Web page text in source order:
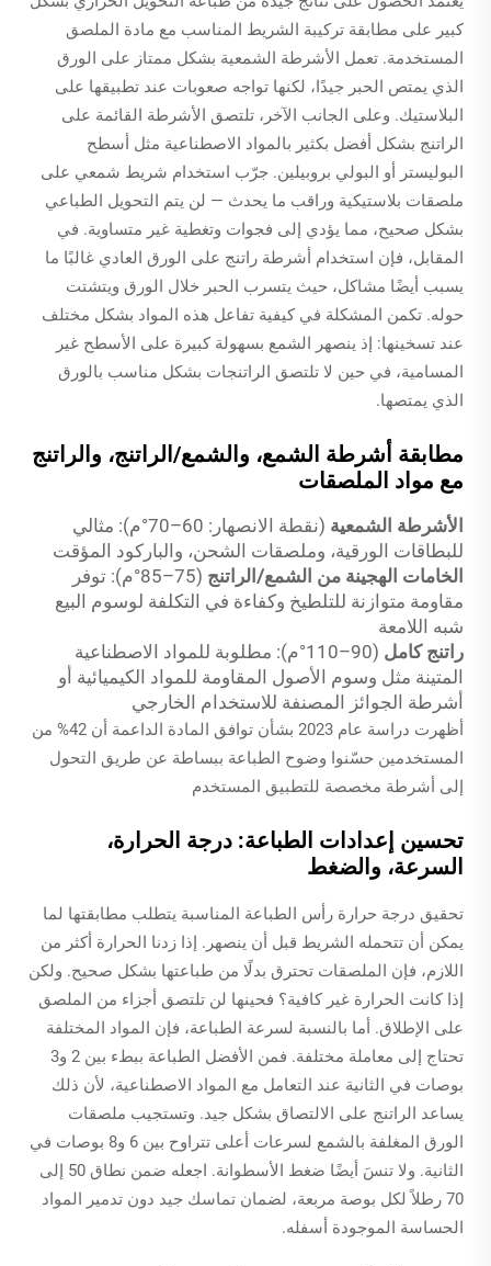
كبير على مطابقة تركيبة الشريط المناسب مع مادة الملصق
المستخدمة. تعمل الأشرطة الشمعية بشكل ممتاز على الورق
الذي يمتص الحبر جيدًا، لكنها تواجه صعوبات عند تطبيقها على
البلاستيك. وعلى الجانب الآخر، تلتصق الأشرطة القائمة على
الراتنج بشكل أفضل بكثير بالمواد الاصطناعية مثل أسطح
البوليستر أو البولي بروبيلين. جرّب استخدام شريط شمعي على
ملصقات بلاستيكية وراقب ما يحدث — لن يتم التحويل الطباعي
بشكل صحيح، مما يؤدي إلى فجوات وتغطية غير متساوية. في
المقابل، فإن استخدام أشرطة راتنج على الورق العادي غالبًا ما
يسبب أيضًا مشاكل، حيث يتسرب الحبر خلال الورق ويتشتت
حوله. تكمن المشكلة في كيفية تفاعل هذه المواد بشكل مختلف
عند تسخينها: إذ ينصهر الشمع بسهولة كبيرة على الأسطح غير
المسامية، في حين لا تلتصق الراتنجات بشكل مناسب بالورق
الذي يمتصها.
مطابقة أشرطة الشمع، والشمع/الراتنج، والراتنج
مع مواد الملصقات
الأشرطة الشمعية
(نقطة الانصهار: 60–70°م): مثالي
للبطاقات الورقية، وملصقات الشحن، والباركود المؤقت
الخامات الهجينة من الشمع/الراتنج
(75–85°م): توفر
مقاومة متوازنة للتلطيخ وكفاءة في التكلفة لوسوم البيع
شبه اللامعة
راتنج كامل
(90–110°م): مطلوبة للمواد الاصطناعية
المتينة مثل وسوم الأصول المقاومة للمواد الكيميائية أو
أشرطة الجوائز المصنفة للاستخدام الخارجي
أظهرت دراسة عام 2023 بشأن توافق المادة الداعمة أن 42% من
المستخدمين حسّنوا وضوح الطباعة ببساطة عن طريق التحول
إلى أشرطة مخصصة للتطبيق المستخدم
تحسين إعدادات الطباعة: درجة الحرارة،
السرعة، والضغط
تحقيق درجة حرارة رأس الطباعة المناسبة يتطلب مطابقتها لما
يمكن أن تتحمله الشريط قبل أن ينصهر. إذا زدنا الحرارة أكثر من
اللازم، فإن الملصقات تحترق بدلًا من طباعتها بشكل صحيح. ولكن
إذا كانت الحرارة غير كافية؟ فحينها لن تلتصق أجزاء من الملصق
على الإطلاق. أما بالنسبة لسرعة الطباعة، فإن المواد المختلفة
تحتاج إلى معاملة مختلفة. فمن الأفضل الطباعة ببطء بين 2 و3
بوصات في الثانية عند التعامل مع المواد الاصطناعية، لأن ذلك
يساعد الراتنج على الالتصاق بشكل جيد. وتستجيب ملصقات
الورق المغلفة بالشمع لسرعات أعلى تتراوح بين 6 و8 بوصات في
الثانية. ولا تنسَ أيضًا ضغط الأسطوانة. اجعله ضمن نطاق 50 إلى
70 رطلاً لكل بوصة مربعة، لضمان تماسك جيد دون تدمير المواد
الحساسة الموجودة أسفله.